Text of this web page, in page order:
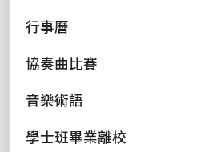
行事曆
協奏曲比賽
音樂術語
學士班畢業離校